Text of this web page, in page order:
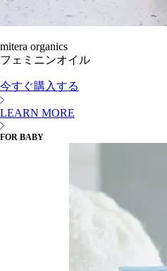
mitera organics
フェミニンオイル
今すぐ購入する
LEARN MORE
FOR BABY